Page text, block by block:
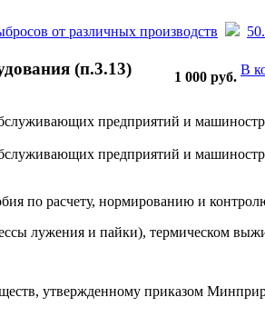
от различных производств
(п.3.13) 1 000 руб. В
предприятий и
предприятий и
по расчету, нормированию и
лужения и пайки), термическом
утвержденному приказом